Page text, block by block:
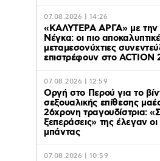
07.08.2026 | 14:26
«ΚΑΛΥΤΕΡΑ ΑΡΓΑ» με την
Νέγκα: οι πιο
μεταμεσονύχτιες
επιστρέφουν στο ACTION
07.08.2026 | 12:59
Οργή στο Περού για το
σεξουαλικής επίθεσης
26χρονη τραγουδίστρια:
ξεπεράσεις» της έλεγαν οι
μπάντας
07.08.2026 | 10:59